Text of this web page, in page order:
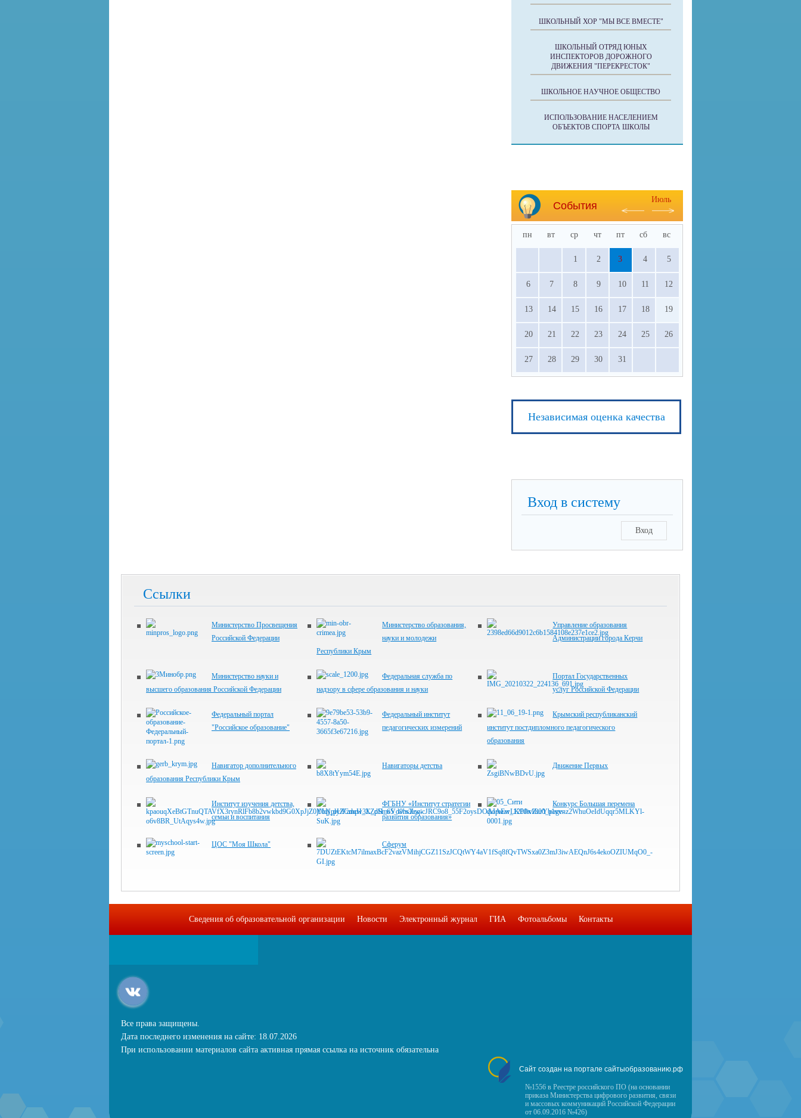
ШКОЛЬНЫЙ ХОР "МЫ ВСЕ ВМЕСТЕ"
ШКОЛЬНЫЙ ОТРЯД ЮНЫХ
ИНСПЕКТОРОВ ДОРОЖНОГО
ДВИЖЕНИЯ "ПЕРЕКРЕСТОК"
ШКОЛЬНОЕ НАУЧНОЕ ОБЩЕСТВО
ИСПОЛЬЗОВАНИЕ НАСЕЛЕНИЕМ
ОБЪЕКТОВ СПОРТА ШКОЛЫ
События
Июль
пн вт ср чт пт сб вс
1 2 3 4 5
6 7 8 9 10 11 12
13 14 15 16 17 18 19
20 21 22 23 24 25 26
27 28 29 30 31
Независимая оценка качества
Вход в систему
Вход
Ссылки
Министерство Просвещения
Российской Федерации
Министерство образования,
науки и молодежи
Республики Крым
Управление образования
Администрации города Керчи
Министерство науки и
высшего образования Российской Федерации
Федеральная служба по
надзору в сфере образования и науки
Портал Государственных
услуг Российской Федерации
Федеральный портал
"Российское образование"
Федеральный институт
педагогических измерений
Крымский республиканский
институт постдипломного педагогического
образования
Навигатор дополнительного
образования Республики Крым
Навигаторы детства Движение Первых
Институт изучения детства,
семьи и воспитания
ФГБНУ «Институт стратегии
развития образования»
Конкурс Большая перемена
ЦОС "Моя Школа" Сферум
Сведения об образовательной организации Новости Электронный журнал ГИА Фотоальбомы Контакты
Все права защищены.
Дата последнего изменения на сайте: 18.07.2026
При использовании материалов сайта активная прямая ссылка на источник обязательна
Сайт создан на портале сайтыобразованию.рф
№1556 в Реестре российского ПО (на основании
приказа Министерства цифрового развития, связи
и массовых коммуникаций Российской Федерации
от 06.09.2016 №426)